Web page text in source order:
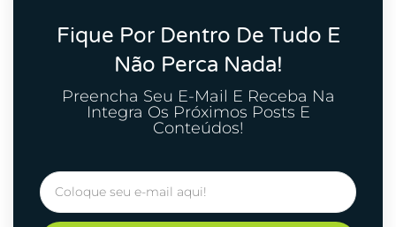
Fique Por Dentro De Tudo E
Não Perca Nada!
Preencha Seu E-Mail E Receba Na
Integra Os Próximos Posts E
Conteúdos!